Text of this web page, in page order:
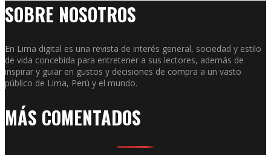
SOBRE NOSOTROS
En Lima digital es una revista de interés general, sociedad y estilo
de vida concebida para entretener a sus lectores, además de
inspirar y guiar en gustos y decisiones de compra a un vasto
público de Lima, Perú y el mundo.
MÁS COMENTADOS